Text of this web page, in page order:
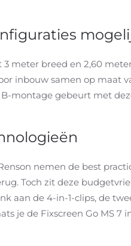
meter breed en 2,60
inbouw samen op maat
montage gebeurt met
nemen de best
Toch zit deze
aan de 4-in-1-clips, de
je de Fixscreen Go MS 7